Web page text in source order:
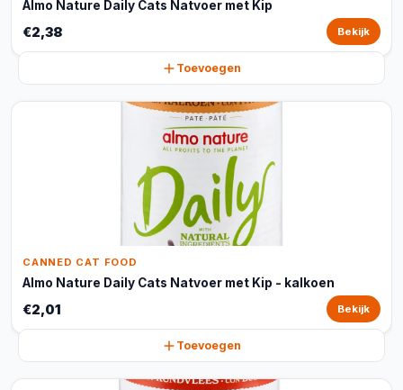
Almo Nature Daily Cats Natvoer met Kip
€2,38 Bekijk
Toevoegen
CANNED CAT FOOD
Almo Nature Daily Cats Natvoer met Kip - kalkoen
€2,01 Bekijk
Toevoegen